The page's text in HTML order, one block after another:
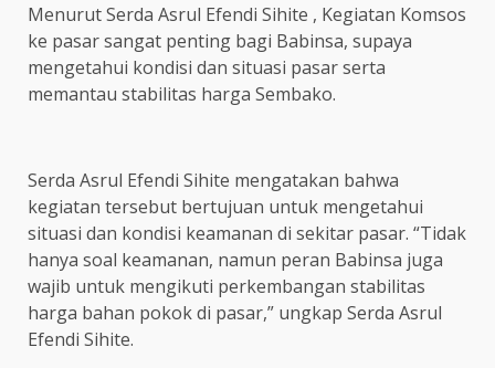
Menurut Serda Asrul Efendi Sihite , Kegiatan Komsos
ke pasar sangat penting bagi Babinsa, supaya
mengetahui kondisi dan situasi pasar serta
memantau stabilitas harga Sembako.
Serda Asrul Efendi Sihite mengatakan bahwa
kegiatan tersebut bertujuan untuk mengetahui
situasi dan kondisi keamanan di sekitar pasar. “Tidak
hanya soal keamanan, namun peran Babinsa juga
wajib untuk mengikuti perkembangan stabilitas
harga bahan pokok di pasar,” ungkap Serda Asrul
Efendi Sihite.